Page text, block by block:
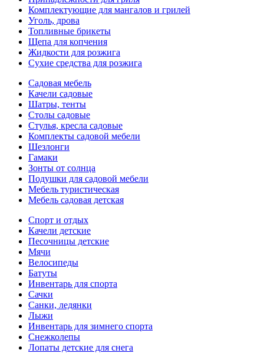
Комплектующие для мангалов и грилей
Уголь, дрова
Топливные брикеты
Щепа для копчения
Жидкости для розжига
Сухие средства для розжига
Садовая мебель
Качели садовые
Шатры, тенты
Столы садовые
Стулья, кресла садовые
Комплекты садовой мебели
Шезлонги
Гамаки
Зонты от солнца
Подушки для садовой мебели
Мебель туристическая
Мебель садовая детская
Спорт и отдых
Качели детские
Песочницы детские
Мячи
Велосипеды
Батуты
Инвентарь для спорта
Сачки
Санки, ледянки
Лыжи
Инвентарь для зимнего спорта
Снежколепы
Лопаты детские для снега